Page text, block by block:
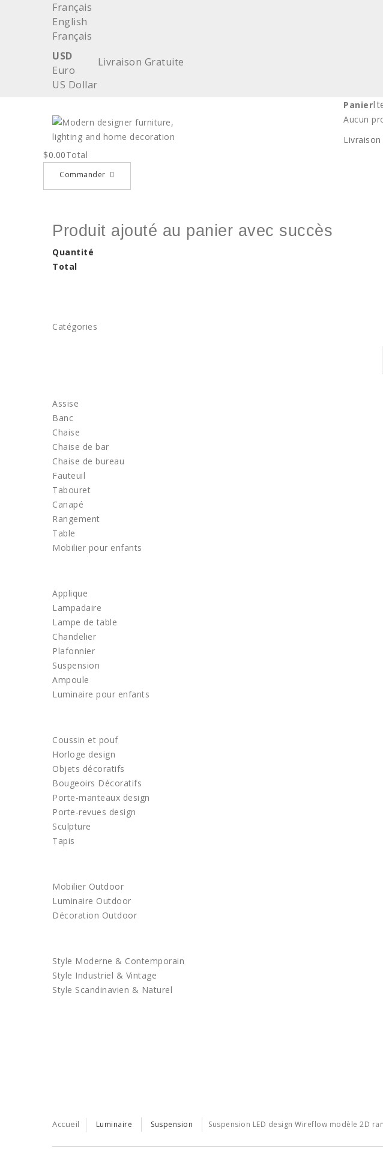
Français
English
Français
USD
Euro
US Dollar
Livraison Gratuite
Panier
Aucun
$0.00Total
Commander
Produit ajouté au panier avec succès
Quantité
Total
Catégories
Assise
Banc
Chaise
Chaise de bar
Chaise de bureau
Fauteuil
Tabouret
Canapé
Rangement
Table
Mobilier pour enfants
Applique
Lampadaire
Lampe de table
Chandelier
Plafonnier
Suspension
Ampoule
Luminaire pour enfants
Coussin et pouf
Horloge design
Objets décoratifs
Bougeoirs Décoratifs
Porte-manteaux design
Porte-revues design
Sculpture
Tapis
Mobilier Outdoor
Luminaire Outdoor
Décoration Outdoor
Style Moderne & Contemporain
Style Industriel & Vintage
Style Scandinavien & Naturel
Accueil Luminaire Suspension Suspension LED design Wireflow modèle 2D